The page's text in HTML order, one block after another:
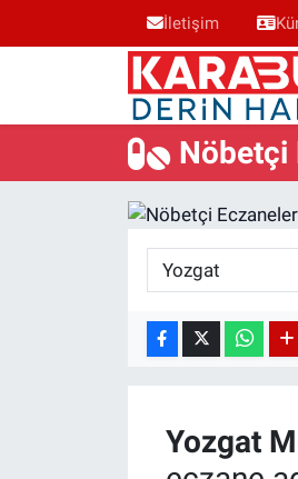
İletişim
Nöbetçi
Yozgat
Karabük Nöbetçi Eczaneler
Karabük Hava Durumu
Karabük Trafik Yoğunluk
Süper Lig Puan Durumu ve